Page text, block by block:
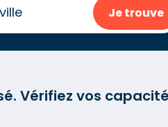
Je trouve
Vérifiez vos